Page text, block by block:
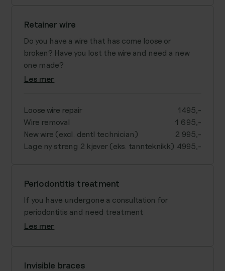
Retainer wire
Do you have a wire that has come loose or
broken? Have you lost the wire and need a new
one made?
Les mer
Loose wire repair
1495,-
Wire removal
1 695,-
New wire (excl. dentl technician)
2 995,-
Lage ny streng 2 kjever (eks. tannteknikk) 4995,-
Periodontitis treatment
If you have undergone a consultation for
periodontitis and need treatment
Les mer
Invisible braces